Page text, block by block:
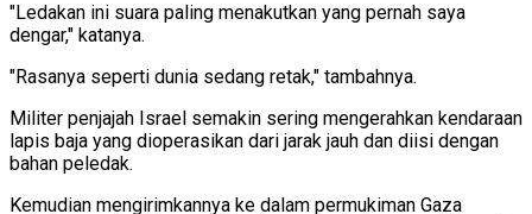
"Ledakan ini suara paling menakutkan yang pernah saya
dengar," katanya.
"Rasanya seperti dunia sedang retak," tambahnya.
Militer penjajah Israel semakin sering mengerahkan kendaraan
lapis baja yang dioperasikan dari jarak jauh dan diisi dengan
bahan peledak.
Kemudian mengirimkannya ke dalam permukiman Gaza